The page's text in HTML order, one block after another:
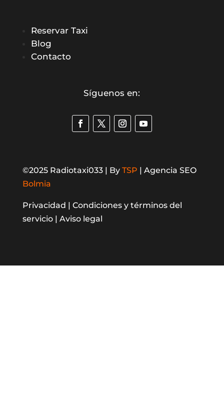
Reservar Taxi
Blog
Contacto
Síguenos en:
©2025 Radiotaxi033 | By TSP | Agencia SEO
Bolmia
Privacidad | Condiciones y términos del
servicio | Aviso legal